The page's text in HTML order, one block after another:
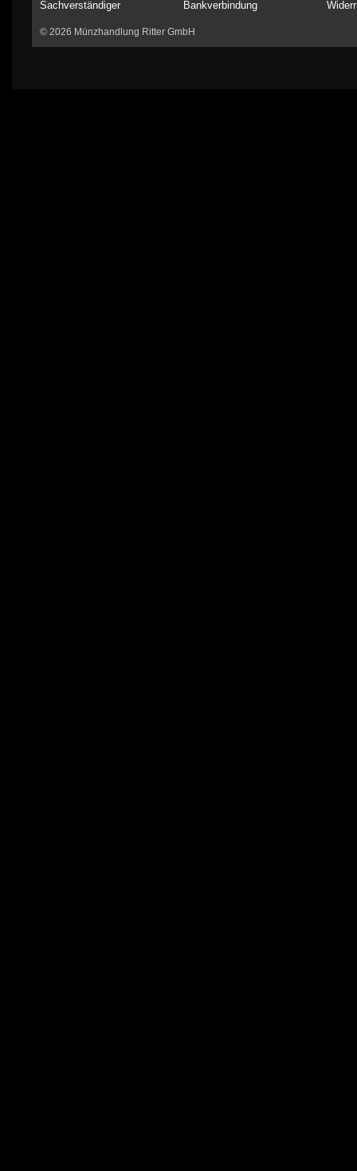
Sachverständiger Bankverbindung
© 2026 Münzhandlung Ritter GmbH